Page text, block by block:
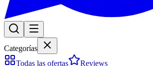
Categorías
Todas las ofertas
Reviews